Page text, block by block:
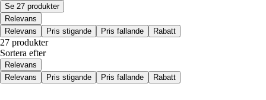
Se 27 produkter
Relevans
Relevans
Pris stigande Pris fallande Rabatt
27 produkter
Sortera efter
Relevans
Relevans
Pris stigande Pris fallande Rabatt